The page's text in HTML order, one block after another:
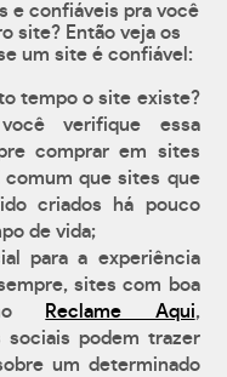
e confiáveis pra você
site? Então veja os
um site é confiável:
tempo o site existe?
verifique essa
comprar em sites
comum que sites que
criados há pouco
de vida;
para a experiência
sites com boa
Reclame Aqui,
sociais podem trazer
um determinado